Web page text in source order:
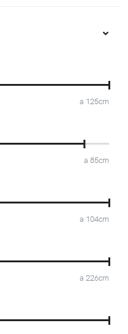
a 125cm
a 85cm
a 104cm
a 226cm